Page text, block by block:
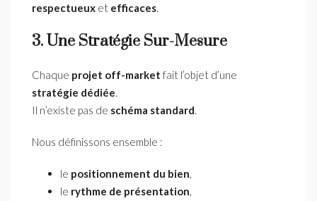
respectueux et efficaces
3. Une Stratégie Sur-Mesure
Chaque projet off-market fait l’objet d’une
stratégie dédiée
Il n’existe pas de schéma standard
Nous définissons ensemble :
le positionnement du bien
le rythme de présentation